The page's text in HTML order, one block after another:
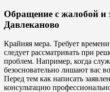
Обращение с жалобой и
Давлеканово
Крайняя мера. Требует
следует рассматривать при
проблем. Например, когда
безосновательно лишают вас
Перед тем как написать
консультацию